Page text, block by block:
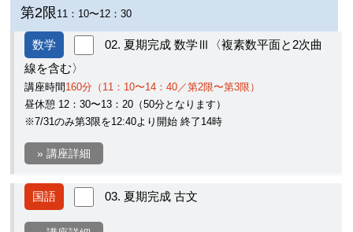
第2限 11：10〜12：30
数学
02. 夏期完成 数学Ⅲ〈複素数平面と2次曲
線を含む〉
講座時間 160分（11：10〜14：40／第2限〜第3限）
昼休憩 12：30〜13：20（50分となります）
※7/31のみ第3限を12:40より開始 終了14時
» 講座詳細
国語 03. 夏期完成 古文